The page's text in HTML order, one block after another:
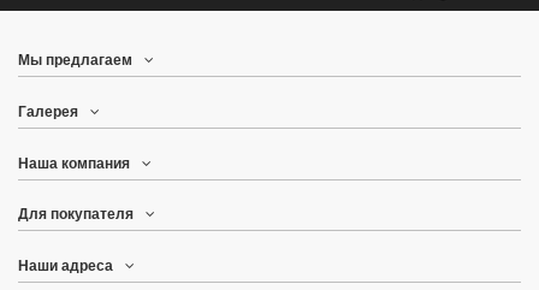
Мы предлагаем
Галерея
Наша компания
Для покупателя
Наши адреса